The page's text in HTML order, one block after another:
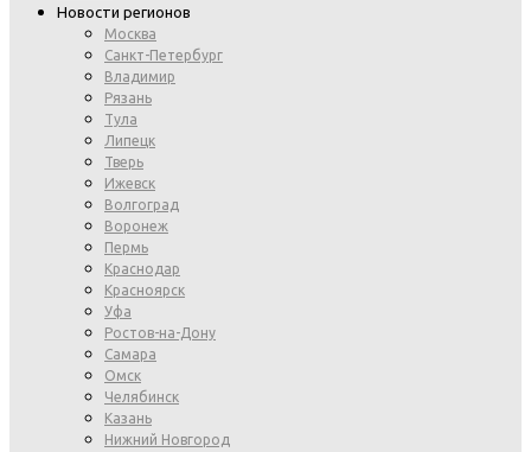
Новости регионов
Москва
Санкт-Петербург
Владимир
Рязань
Тула
Липецк
Тверь
Ижевск
Волгоград
Воронеж
Пермь
Краснодар
Красноярск
Уфа
Ростов-на-Дону
Самара
Омск
Челябинск
Казань
Нижний Новгород